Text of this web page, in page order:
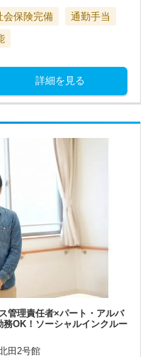
会保険完備
通勤手当
詳細を見る
管理責任者×パート・アルバ
OK！ソーシャルインクルー
田2号館